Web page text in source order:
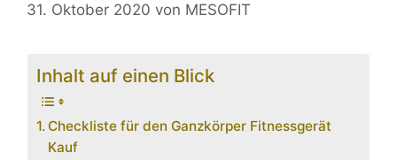
31. Oktober 2020 von MESOFIT
Inhalt auf einen Blick
Checkliste für den Ganzkörper Fitnessgerät
Kauf